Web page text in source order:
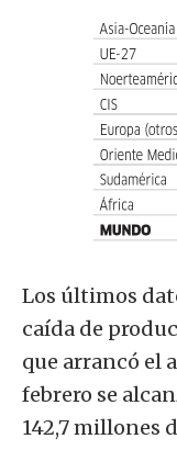
Los últimos
caída de
que arrancó el
febrero se
142,7 millones